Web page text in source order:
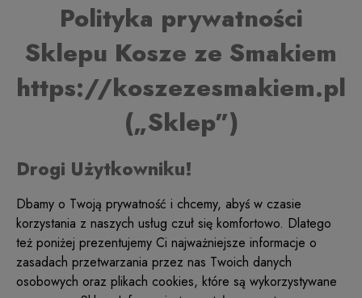
Polityka prywatności
Sklepu Kosze ze Smakiem
https://koszezesmakiem.pl
(„Sklep”)
Drogi Użytkowniku!
Dbamy o Twoją prywatność i chcemy, abyś w czasie
korzystania z naszych usług czuł się komfortowo. Dlatego
też poniżej prezentujemy Ci najważniejsze informacje o
zasadach przetwarzania przez nas Twoich danych
osobowych oraz plikach cookies, które są wykorzystywane